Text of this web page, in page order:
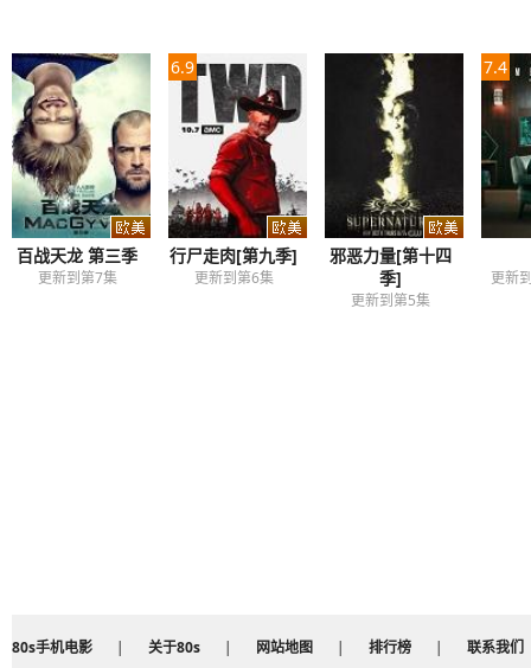
百战天龙 第三季
更新到第7集
6.9
行尸走肉[第九季]
更新到第6集
邪恶力量[第十四
季]
更新到第5集
7.4
更新
80s手机电影 | 关于80s | 网站地图 | 排行榜 |
联系我们